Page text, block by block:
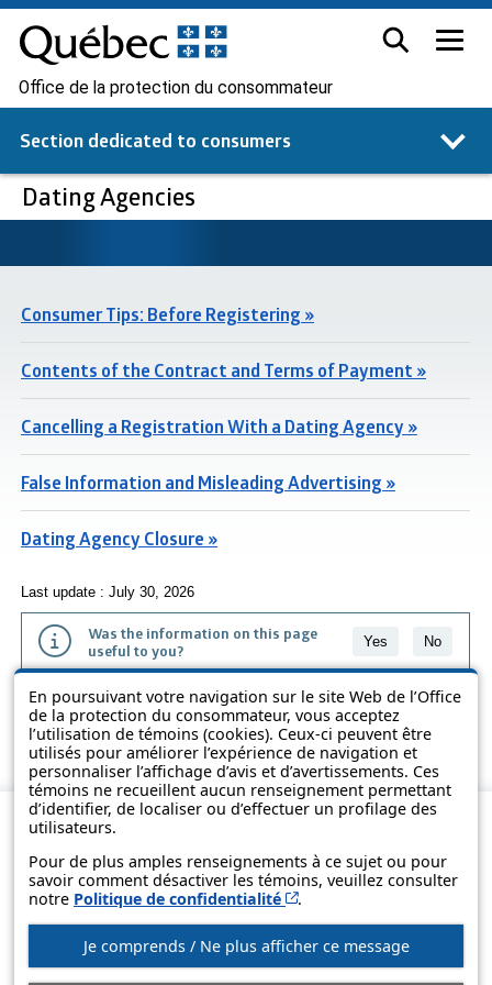
En poursuivant votre navigation sur le site Web de l’Office
de la protection du consommateur, vous acceptez
l’utilisation de témoins (cookies). Ceux-ci peuvent être
utilisés pour améliorer l’expérience de navigation et
personnaliser l’affichage d’avis et d’avertissements. Ces
témoins ne recueillent aucun renseignement permettant
d’identifier, de localiser ou d’effectuer un profilage des
utilisateurs.
Pour de plus amples renseignements à ce sujet ou pour
savoir comment désactiver les témoins, veuillez consulter
notre Politique de confidentialité Cet hyperlien s’ouvrira
.
Je comprends / Ne plus afficher ce message
Office de la protection du consommateur
Section dedicated to consumers
Dating Agencies
Consumer Tips: Before Registering »
Contents of the Contract and Terms of Payment »
Cancelling a Registration With a Dating Agency »
False Information and Misleading Advertising »
Dating Agency Closure »
Last update : July 30, 2026
Was the information on this page
useful to you?
Yes No
The information contained on this page is presented in simple terms to
make it easier to understand. It does not replace the texts of the laws
and regulations.